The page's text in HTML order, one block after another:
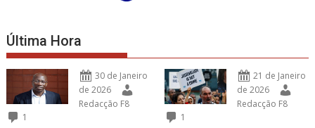
Última Hora
30 de Janeiro
de 2026
Redacção F8
1
21 de Janeiro
de 2026
Redacção F8
1